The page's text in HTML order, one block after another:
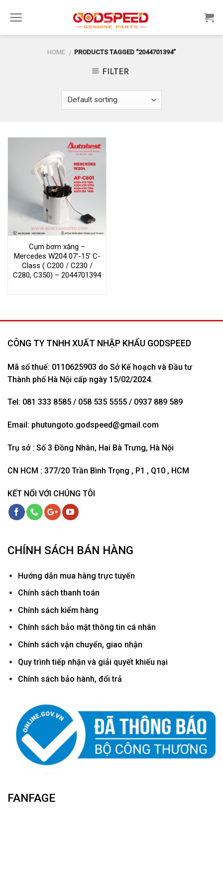
HOME / PRODUCTS TAGGED “2044701394”
FILTER
Cụm bơm xăng –
Mercedes W204 07′-15′ C-
Class ( C200 / C230 /
C280, C350) – 2044701394
CÔNG TY TNHH XUẤT NHẬP KHẨU GODSPEED
Mã số thuế: 0110625903 do Sở Kế hoạch và Đầu tư
Thành phố Hà Nội cấp ngày 15/02/2024.
Tel: 081 333 8585 / 058 535 5555 / 0937 889 589
Email: phutungoto.godspeed@gmail.com
Trụ sở : Số 3 Đồng Nhân, Hai Bà Trưng, Hà Nội
CN HCM : 377/20 Trần Bình Trọng , P1 , Q10 , HCM
KẾT NỐI VỚI CHÚNG TÔI
CHÍNH SÁCH BÁN HÀNG
Hướng dẫn mua hàng trực tuyến
Chính sách thanh toán
Chính sách kiểm hàng
Chính sách bảo mật thông tin cá nhân
Chính sách vận chuyển, giao nhận
Quy trình tiếp nhận và giải quyết khiếu nại
Chính sách bảo hành, đổi trả
FANFAGE